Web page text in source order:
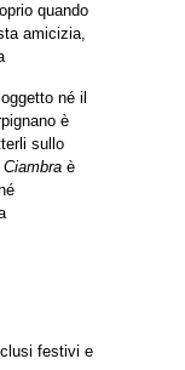
quando
amicizia,
né il
è
sullo
è
festivi e